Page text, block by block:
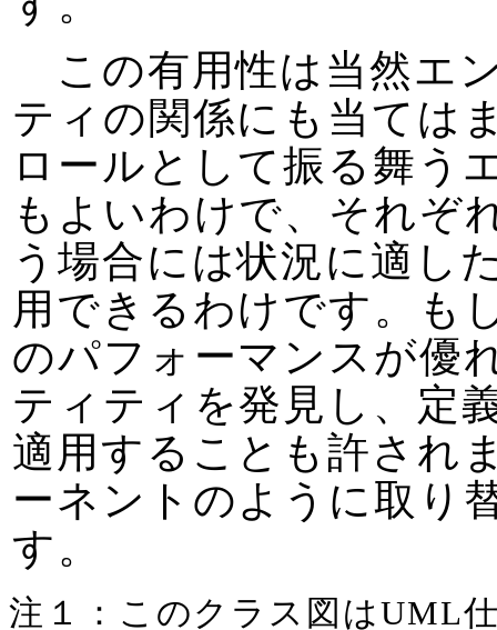
この有用性は当然エ
ティの関係にも当ては
ロールとして振る舞う
もよいわけで、それぞ
う場合には状況に適し
用できるわけです。も
のパフォーマンスが優
ティティを発見し、定
適用することも許され
ーネントのように取り
す。
注１：このクラス図はUML